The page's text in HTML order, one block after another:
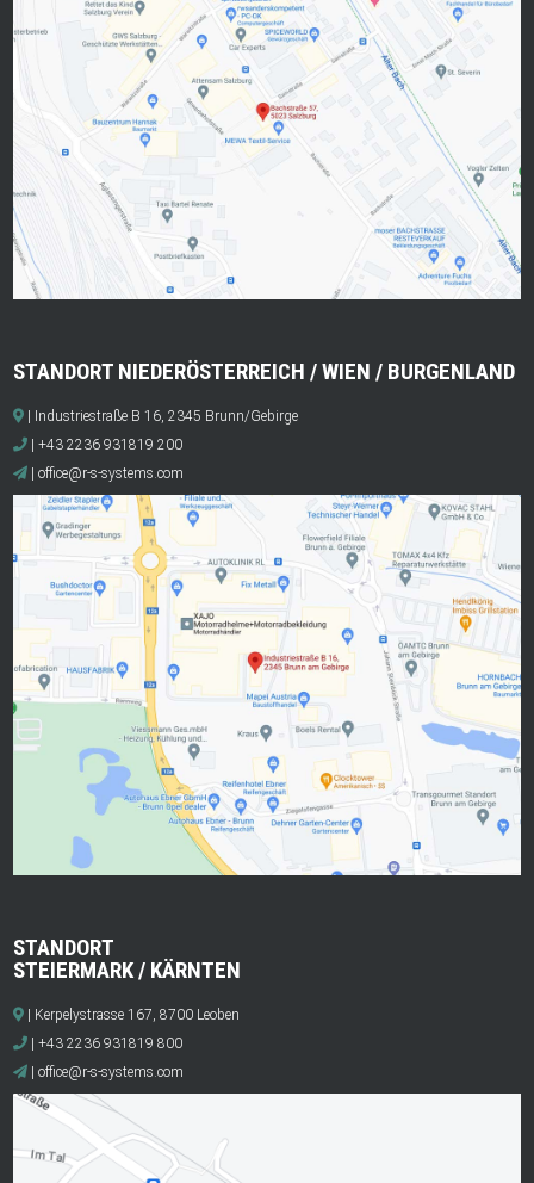
STANDORT NIEDERÖSTERREICH / WIEN / BURGENLAND
| Industriestraße B 16, 2345 Brunn/Gebirge
| +43 2236 931819 200
|office@r-s-systems.com
STANDORT
STEIERMARK / KÄRNTEN
| Kerpelystrasse 167, 8700 Leoben
| +43 2236 931819 800
|office@r-s-systems.com